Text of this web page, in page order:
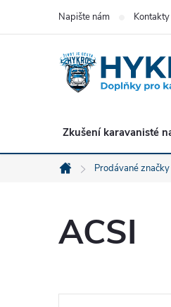
Napište nám Kontakty
Zkušení karavanisté
Domů
Prodávané značky
ACSI